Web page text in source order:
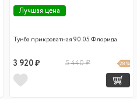
Лучшая цена
Тумба прикроватная 90.05 Флорида
3 920 ₽ 5 440 ₽ 28 %